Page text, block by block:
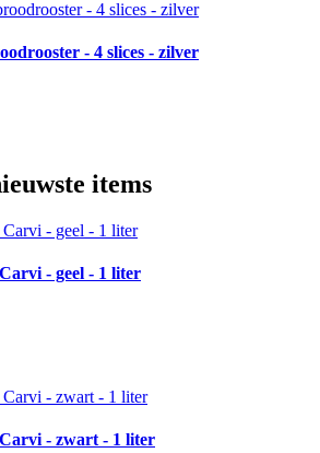
- 4 slices - zilver
items
- geel - 1 liter
- zwart - 1 liter